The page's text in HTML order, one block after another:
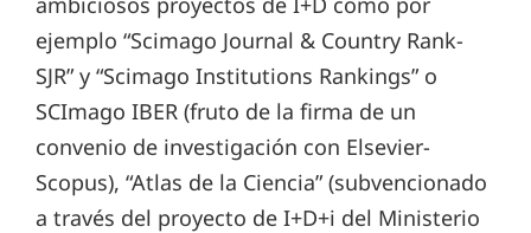
ejemplo “Scimago Journal & Country Rank-
SJR” y “Scimago Institutions Rankings” o
SCImago IBER (fruto de la firma de un
convenio de investigación con Elsevier-
Scopus), “Atlas de la Ciencia” (subvencionado
a través del proyecto de I+D+i del Ministerio